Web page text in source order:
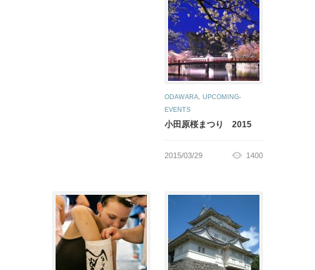
ODAWARA, UPCOMING-
EVENTS
小田原桜まつり 2015
2015/03/29 1400